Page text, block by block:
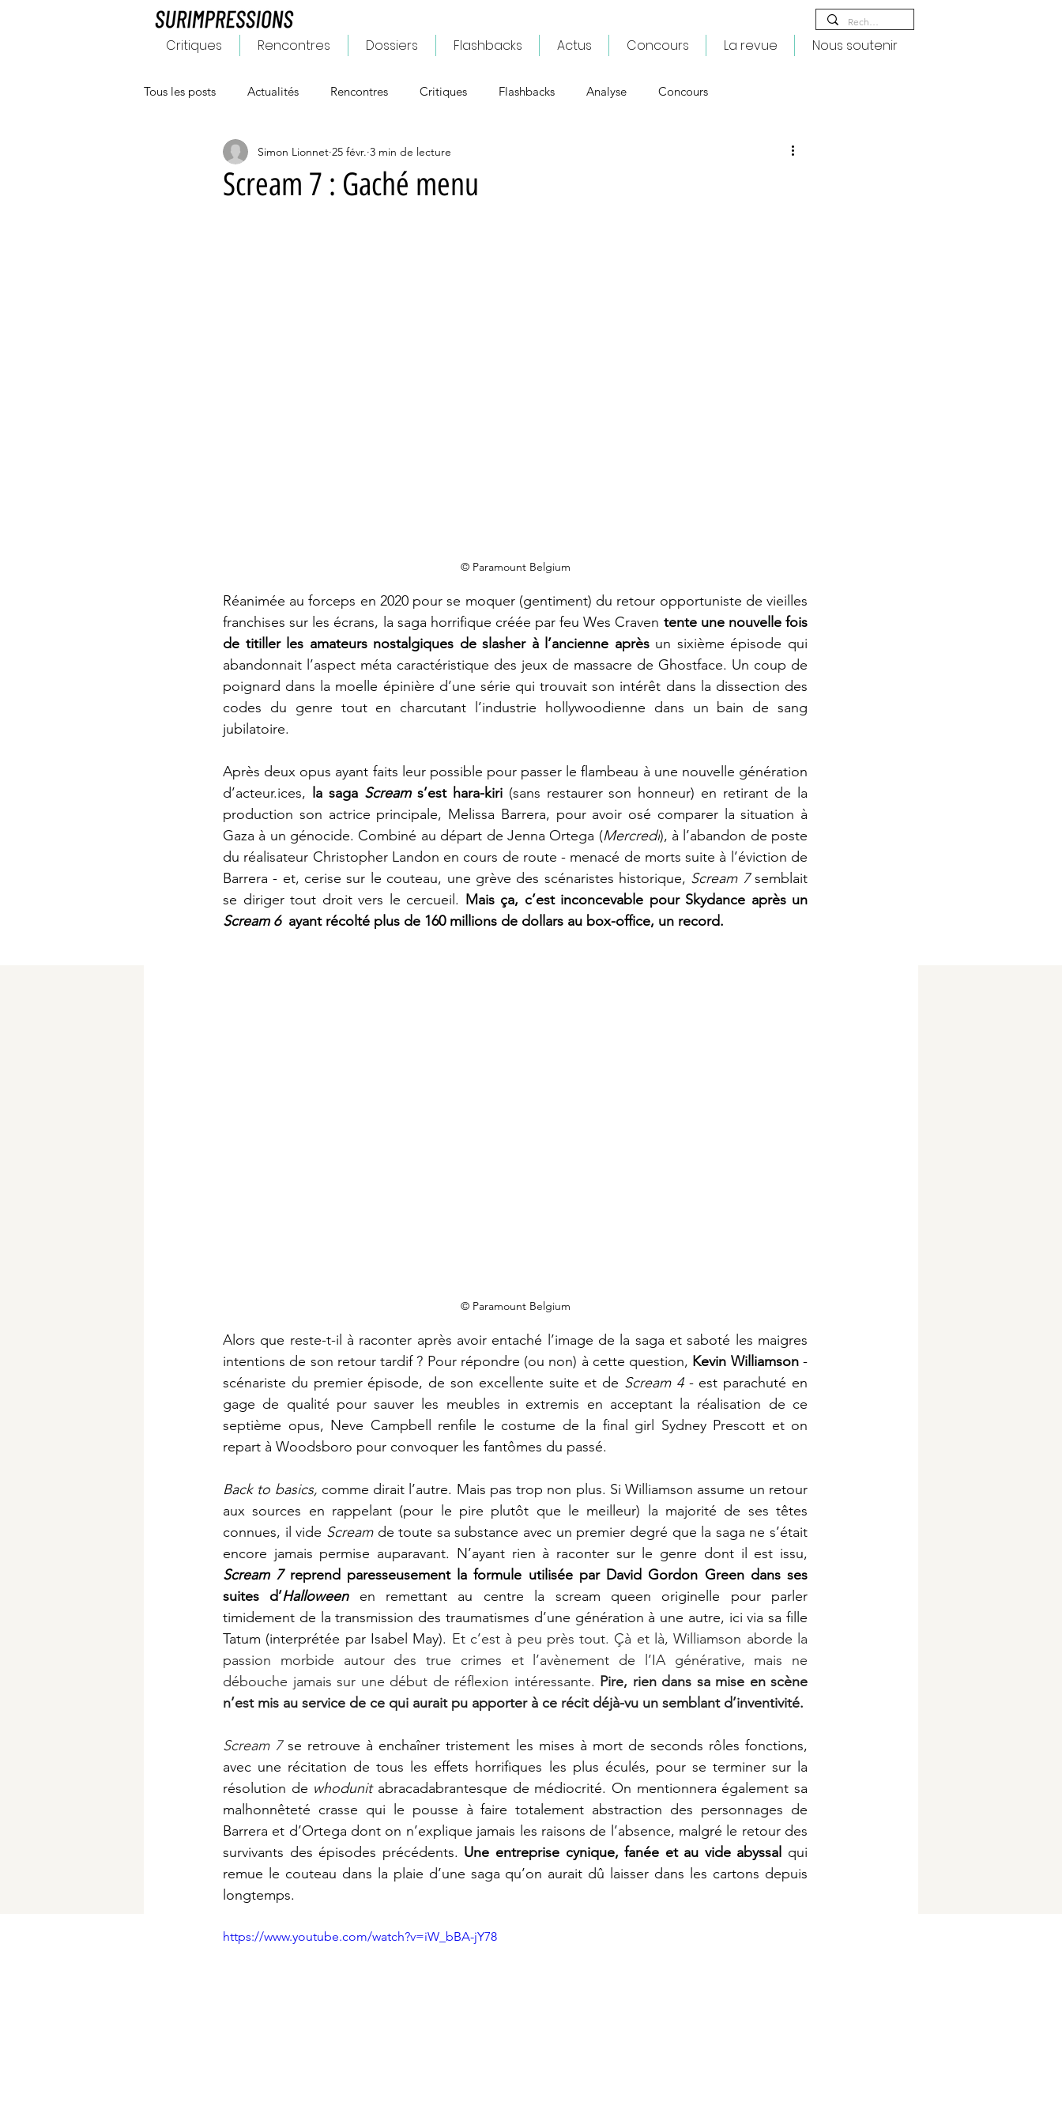
Critiques Rencontres Dossiers Flashbacks Actus Concours La revue Nous soutenir
Tous les posts Actualités Rencontres Critiques Flashbacks Analyse Concours
Scream 7 : Gaché menu
Simon Lionnet 25 févr. 3 min de lecture
© Paramount Belgium
Réanimée au forceps en 2020 pour se moquer (gentiment) du retour opportuniste de vieilles
franchises sur les écrans, la saga horrifique créée par feu Wes Craven tente une nouvelle fois
de titiller les amateurs nostalgiques de slasher à l’ancienne après un sixième épisode qui
abandonnait l’aspect méta caractéristique des jeux de massacre de Ghostface. Un coup de
poignard dans la moelle épinière d’une série qui trouvait son intérêt dans la dissection des
codes du genre tout en charcutant l’industrie hollywoodienne dans un bain de sang
jubilatoire.
Après deux opus ayant faits leur possible pour passer le flambeau à une nouvelle génération
d’acteur.ices,
la saga Scream s’est hara-kiri (sans restaurer son honneur) en retirant de la
production son actrice principale, Melissa Barrera, pour avoir osé comparer la situation à
Gaza à un génocide. Combiné au départ de Jenna Ortega (Mercredi), à l’abandon de poste
du réalisateur Christopher Landon en cours de route - menacé de morts suite à l’éviction de
Barrera - et, cerise sur le couteau, une grève des scénaristes historique, Scream 7 semblait
se diriger tout droit vers le cercueil.
Scream 6 ayant récolté plus de 160 millions de dollars au box-office, un record.
© Paramount Belgium
Alors que reste-t-il à raconter après avoir entaché l’image de la saga et saboté les maigres
intentions de son retour tardif ? Pour répondre (ou non) à cette question, Kevin Williamson -
scénariste du premier épisode, de son excellente suite et de Scream 4 - est parachuté en
gage de qualité pour sauver les meubles in extremis en acceptant la réalisation de ce
septième opus, Neve Campbell renfile le costume de la final girl Sydney Prescott et on
repart à Woodsboro pour convoquer les fantômes du passé.
Back to basics, comme dirait l’autre. Mais pas trop non plus. Si Williamson assume un retour
aux sources en rappelant (pour le pire plutôt que le meilleur) la majorité de ses têtes
connues, il vide Scream de toute sa substance avec un premier degré que la saga ne s’était
Scream 7 reprend paresseusement la formule utilisée par David Gordon Green dans ses
suites d’Halloween
en remettant au centre la scream queen originelle pour parler
timidement de la transmission des traumatismes d’une génération à une autre, ici via sa fille
Tatum (interprétée par Isabel May). Et c’est à peu près tout. Çà et là, Williamson aborde la
passion morbide autour des true crimes et l’avènement de l’IA générative, mais ne
débouche jamais sur une début de réflexion intéressante. Pire, rien dans sa mise en scène
n’est mis au service de ce qui aurait pu apporter à ce récit déjà-vu un semblant d’inventivité.
Scream 7 se retrouve à enchaîner tristement les mises à mort de seconds rôles fonctions,
avec une récitation de tous les effets horrifiques les plus éculés, pour se terminer sur la
résolution de whodunit abracadabrantesque de médiocrité. On mentionnera également sa
malhonnêteté crasse qui le pousse à faire totalement abstraction des personnages de
Barrera et d’Ortega dont on n’explique jamais les raisons de l’absence, malgré le retour des
survivants des épisodes précédents. Une entreprise cynique, fanée et au vide abyssal qui
remue le couteau dans la plaie d’une saga qu’on aurait dû laisser dans les cartons depuis
longtemps.
https://www.youtube.com/watch?v=iW_bBA-jY78